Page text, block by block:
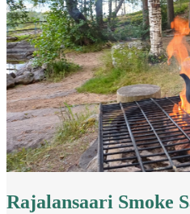
Rajalansaari Smoke